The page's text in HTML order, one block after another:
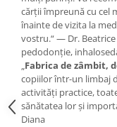
Editura Usborne
Editura Vellant
Editura Verba
cărții împreună cu cel
înainte de vizita la
vostru.“ — Dr.
pedodonție,
„Fabrica de zâmbit,
copiilor într-un limbaj
activități practice,
sănătatea lor și
Diana